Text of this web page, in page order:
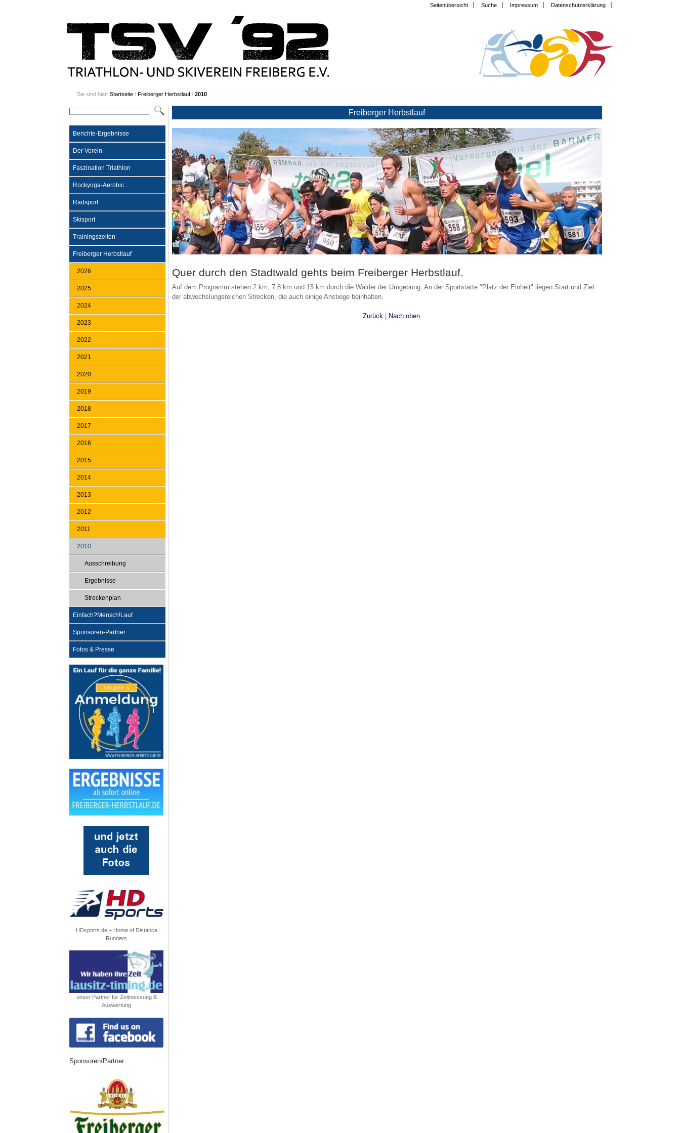
Seitenübersicht Suche Impressum Datenschutzerklärung
Sie sind hier: Startseite / Freiberger Herbstlauf / 2010
Berichte-Ergebnisse
Der Verein
Faszination Triathlon
Rockyoga-Aerobic ...
Radsport
Skisport
Trainingszeiten
Freiberger Herbstlauf
2026
2025
2024
2023
2022
2021
2020
2019
2018
2017
2016
2015
2014
2013
2012
2011
2010
Ausschreibung
Ergebnisse
Streckenplan
Einfach?Mensch!Lauf
Sponsoren-Partner
Fotos & Presse
HDsports.de – Home of Distance
Runners
unser Partner für Zeitmessung &
Auswertung
Sponsoren/Partner
Freiberger Herbstlauf
Quer durch den Stadtwald gehts beim Freiberger Herbstlauf.
Auf dem Programm stehen 2 km, 7,8 km und 15 km durch die Wälder der Umgebung. An der Sportstätte "Platz der Einheit" liegen Start und Ziel
der abwechslungsreichen Strecken, die auch einige Anstiege beinhalten.
Zurück Nach oben